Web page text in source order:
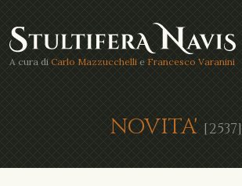
A cura di Carlo Mazzucchelli e Francesco Varanini
NOVITA' [2537]